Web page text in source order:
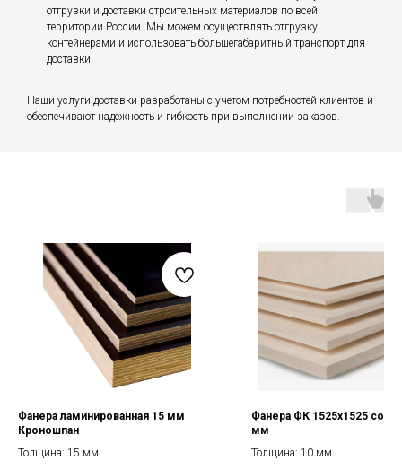
отгрузки и доставки строительных материалов по всей
территории России. Мы можем осуществлять отгрузку
контейнерами и использовать большегабаритный транспорт для
доставки.
Наши услуги доставки разработаны с учетом потребностей клиентов и
обеспечивают надежность и гибкость при выполнении заказов.
Фанера ламинированная 15 мм
Кроношпан
Толщина: 15 мм
Фанера ФК 1525х1525 сорт
мм
Толщина: 10 мм